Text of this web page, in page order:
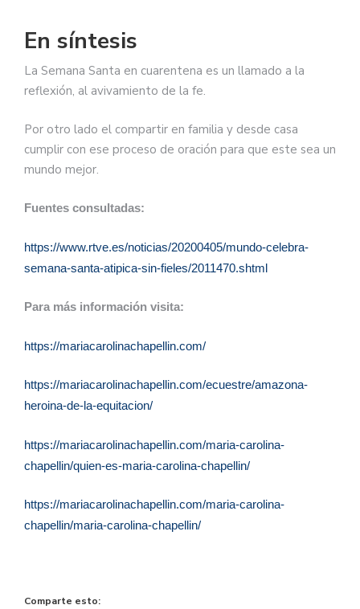
En síntesis
La Semana Santa en cuarentena es un llamado a la
reflexión, al avivamiento de la fe.
Por otro lado el compartir en familia y desde casa
cumplir con ese proceso de oración para que este sea un
mundo mejor.
Fuentes consultadas:
https://www.rtve.es/noticias/20200405/mundo-celebra-
semana-santa-atipica-sin-fieles/2011470.shtml
Para más información visita:
https://mariacarolinachapellin.com/
https://mariacarolinachapellin.com/ecuestre/amazona-
heroina-de-la-equitacion/
https://mariacarolinachapellin.com/maria-carolina-
chapellin/quien-es-maria-carolina-chapellin/
https://mariacarolinachapellin.com/maria-carolina-
chapellin/maria-carolina-chapellin/
Comparte esto: